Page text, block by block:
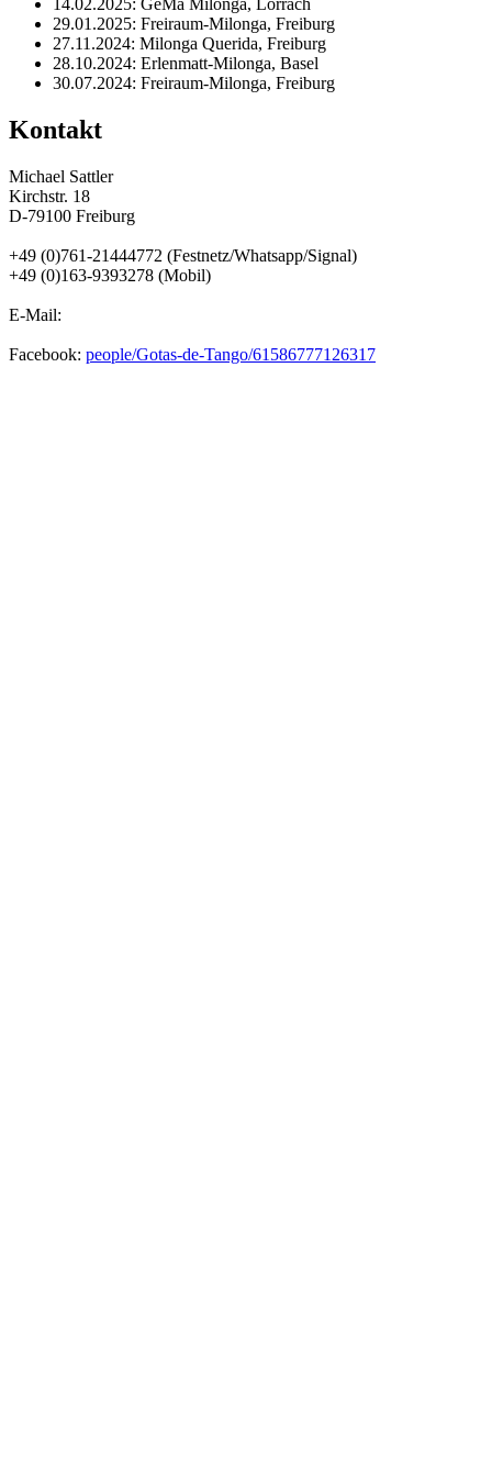
29.01.2025: Freiraum-Milonga, Freiburg
27.11.2024: Milonga Querida, Freiburg
28.10.2024: Erlenmatt-Milonga, Basel
30.07.2024: Freiraum-Milonga, Freiburg
Kontakt
Michael Sattler
Kirchstr. 18
D-79100 Freiburg
+49 (0)761-21444772 (Festnetz/Whatsapp/Signal)
+49 (0)163-9393278 (Mobil)
E-Mail:
Facebook: people/Gotas-de-Tango/61586777126317